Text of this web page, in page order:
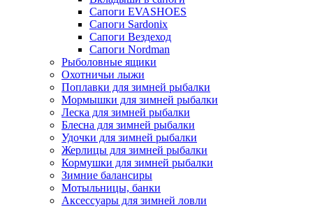
Сапоги EVASHOES
Сапоги Sardonix
Сапоги Вездеход
Сапоги Nordman
Рыболовные ящики
Охотничьи лыжи
Поплавки для зимней рыбалки
Мормышки для зимней рыбалки
Леска для зимней рыбалки
Блесна для зимней рыбалки
Удочки для зимней рыбалки
Жерлицы для зимней рыбалки
Кормушки для зимней рыбалки
Зимние балансиры
Мотыльницы, банки
Аксессуары для зимней ловли